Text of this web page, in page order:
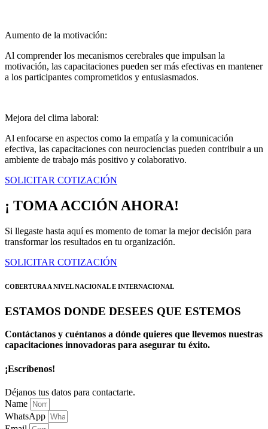
Aumento de la motivación:
Al comprender los mecanismos cerebrales que impulsan la
motivación, las capacitaciones pueden ser más efectivas en mantener
a los participantes comprometidos y entusiasmados.
Mejora del clima laboral:
Al enfocarse en aspectos como la empatía y la comunicación
efectiva, las capacitaciones con neurociencias pueden contribuir a un
ambiente de trabajo más positivo y colaborativo.
SOLICITAR COTIZACIÓN
¡ TOMA ACCIÓN AHORA!
Si llegaste hasta aquí es momento de tomar la mejor decisión para
transformar los resultados en tu organización.
SOLICITAR COTIZACIÓN
COBERTURA A NIVEL NACIONAL E INTERNACIONAL
ESTAMOS DONDE DESEES QUE ESTEMOS
Contáctanos y cuéntanos a dónde quieres que llevemos nuestras
capacitaciones innovadoras para asegurar tu éxito.
¡Escríbenos!
Déjanos tus datos para contactarte.
Name
WhatsApp